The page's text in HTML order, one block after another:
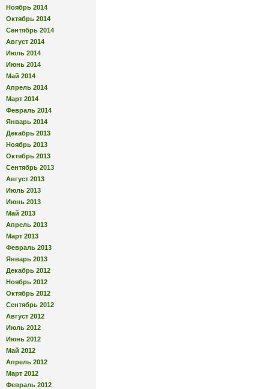
Ноябрь 2014
Октябрь 2014
Сентябрь 2014
Август 2014
Июль 2014
Июнь 2014
Май 2014
Апрель 2014
Март 2014
Февраль 2014
Январь 2014
Декабрь 2013
Ноябрь 2013
Октябрь 2013
Сентябрь 2013
Август 2013
Июль 2013
Июнь 2013
Май 2013
Апрель 2013
Март 2013
Февраль 2013
Январь 2013
Декабрь 2012
Ноябрь 2012
Октябрь 2012
Сентябрь 2012
Август 2012
Июль 2012
Июнь 2012
Май 2012
Апрель 2012
Март 2012
Февраль 2012